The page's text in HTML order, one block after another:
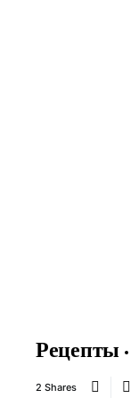
Рецепты
2 Shares